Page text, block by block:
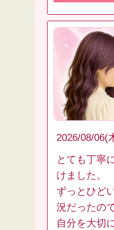
2026/08/06(
とても丁寧
けました。
ずっとひど
況だったの
自分を大切